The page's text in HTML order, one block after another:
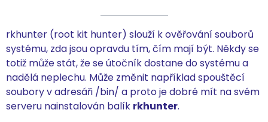
rkhunter (root kit hunter) slouží k ověřování souborů
systému, zda jsou opravdu tím, čím mají být. Někdy se
totiž může stát, že se útočník dostane do systému a
nadělá neplechu. Může změnit například spouštěcí
soubory v adresáři /bin/ a proto je dobré mít na svém
serveru nainstalován balík rkhunter.